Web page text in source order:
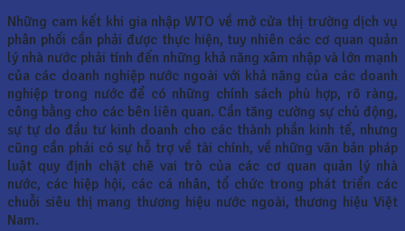
Những cam kết khi gia nhập WTO về mở cửa thị trường dịch vụ
phân phối cần phải được thực hiện, tuy nhiên các cơ quan quản
lý nhà nước phải tính đến những khả năng xâm nhập và lớn mạnh
của các doanh nghiệp nước ngoài với khả năng của các doanh
nghiệp trong nước để có những chính sách phù hợp, rõ ràng,
công bằng cho các bên liên quan. Cần tăng cường sự chủ động,
sự tự do đầu tư kinh doanh cho các thành phần kinh tế, nhưng
cũng cần phải có sự hỗ trợ về tài chính, về những văn bản pháp
luật quy định chặt chẽ vai trò của các cơ quan quản lý nhà
nước, các hiệp hội, các cá nhân, tổ chức trong phát triển các
chuỗi siêu thị mang thương hiệu nước ngoài, thương hiệu Việt
Nam.